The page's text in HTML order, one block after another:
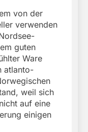
von der
verwenden
guten
Ware
atlanto-
weil sich
auf eine
einigen